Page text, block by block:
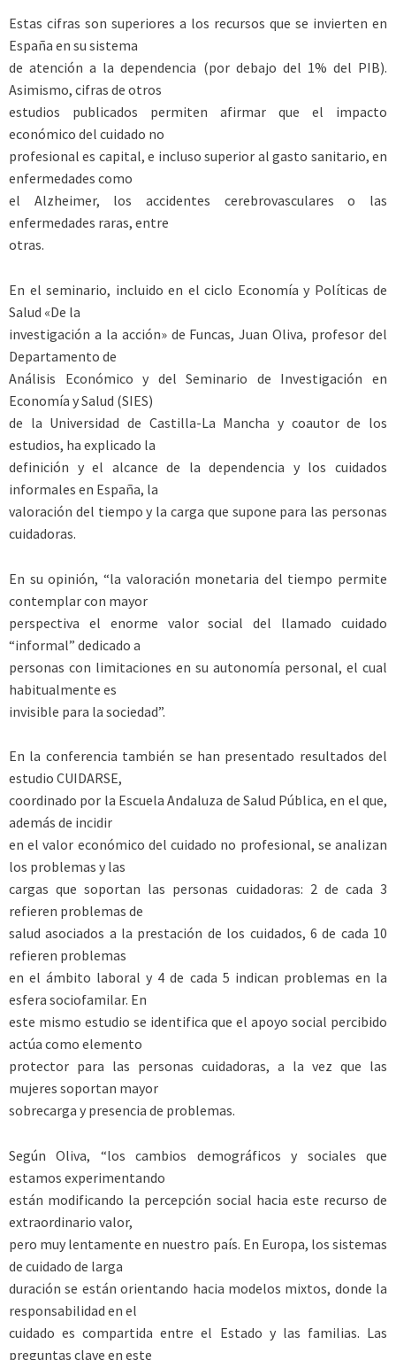
Estas cifras son superiores a los recursos que se invierten en
España en su sistema
de atención a la dependencia (por debajo del 1% del PIB).
Asimismo, cifras de otros
estudios publicados permiten afirmar que el impacto
económico del cuidado no
profesional es capital, e incluso superior al gasto sanitario, en
enfermedades como
el Alzheimer, los accidentes cerebrovasculares o las
enfermedades raras, entre
otras.
En el seminario, incluido en el ciclo Economía y Políticas de
Salud «De la
investigación a la acción» de Funcas, Juan Oliva, profesor del
Departamento de
Análisis Económico y del Seminario de Investigación en
Economía y Salud (SIES)
de la Universidad de Castilla-La Mancha y coautor de los
estudios, ha explicado la
definición y el alcance de la dependencia y los cuidados
informales en España, la
valoración del tiempo y la carga que supone para las personas
cuidadoras.
En su opinión, “la valoración monetaria del tiempo permite
contemplar con mayor
perspectiva el enorme valor social del llamado cuidado
“informal” dedicado a
personas con limitaciones en su autonomía personal, el cual
habitualmente es
invisible para la sociedad”.
En la conferencia también se han presentado resultados del
estudio CUIDARSE,
coordinado por la Escuela Andaluza de Salud Pública, en el que,
además de incidir
en el valor económico del cuidado no profesional, se analizan
los problemas y las
cargas que soportan las personas cuidadoras: 2 de cada 3
refieren problemas de
salud asociados a la prestación de los cuidados, 6 de cada 10
refieren problemas
en el ámbito laboral y 4 de cada 5 indican problemas en la
esfera sociofamilar. En
este mismo estudio se identifica que el apoyo social percibido
actúa como elemento
protector para las personas cuidadoras, a la vez que las
mujeres soportan mayor
sobrecarga y presencia de problemas.
Según Oliva, “los cambios demográficos y sociales que
estamos experimentando
están modificando la percepción social hacia este recurso de
extraordinario valor,
pero muy lentamente en nuestro país. En Europa, los sistemas
de cuidado de larga
duración se están orientando hacia modelos mixtos, donde la
responsabilidad en el
cuidado es compartida entre el Estado y las familias. Las
preguntas clave en este